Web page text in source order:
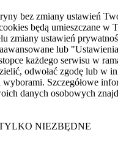
bez zmiany ustawień
będą umieszczane w
zmiany ustawień
lub
każdego serwisu w
odwołać zgodę lub w
Szczegółowe
danych osobowych
NIEZBĘDNE